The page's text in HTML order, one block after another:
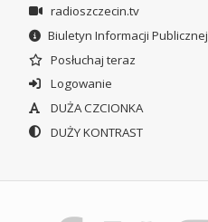
radioszczecin.tv
Biuletyn Informacji Publicznej
Posłuchaj teraz
Logowanie
DUŻA CZCIONKA
DUŻY KONTRAST